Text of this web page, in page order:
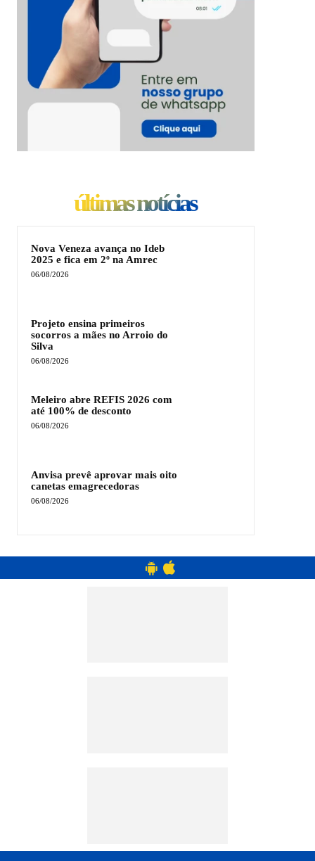
últimas notícias
Nova Veneza avança no Ideb
2025 e fica em 2º na Amrec
06/08/2026
Projeto ensina primeiros
socorros a mães no Arroio do
Silva
06/08/2026
Meleiro abre REFIS 2026 com
até 100% de desconto
06/08/2026
Anvisa prevê aprovar mais oito
canetas emagrecedoras
06/08/2026